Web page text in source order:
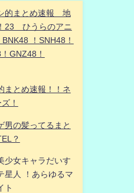
的まとめ速報 地
23 ひうらのアニ
！SNH48！
GNZ48！
まとめ速報！！ネ
！
男の髪ってるまと
？
少女キャラだいす
星人 ！あらゆるマ
ト